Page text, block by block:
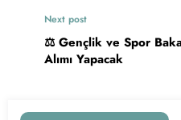
Next post
⚖️ Gençlik ve Spor
Alımı Yapacak